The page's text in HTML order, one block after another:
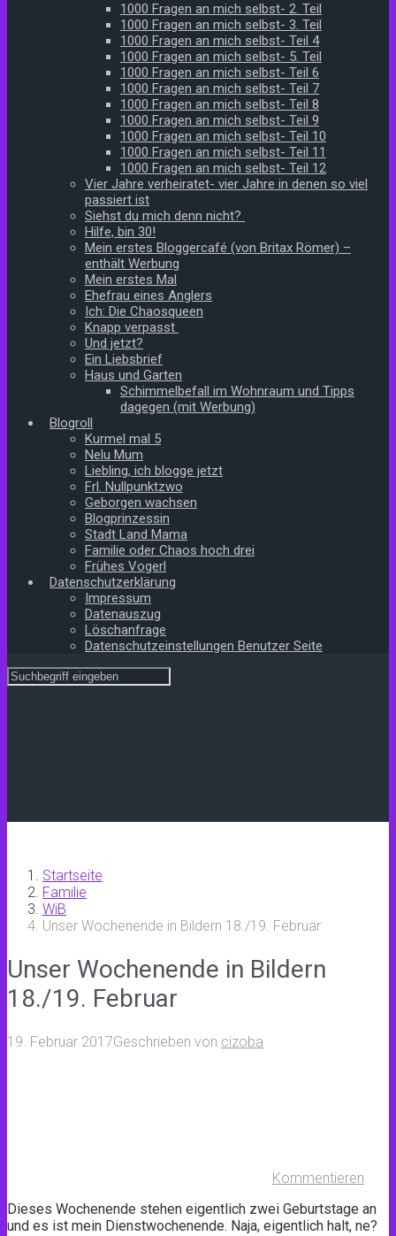
1000 Fragen an mich selbst- 2. Teil
1000 Fragen an mich selbst- 3. Teil
1000 Fragen an mich selbst- Teil 4
1000 Fragen an mich selbst- 5. Teil
1000 Fragen an mich selbst- Teil 6
1000 Fragen an mich selbst- Teil 7
1000 Fragen an mich selbst- Teil 8
1000 Fragen an mich selbst- Teil 9
1000 Fragen an mich selbst- Teil 10
1000 Fragen an mich selbst- Teil 11
1000 Fragen an mich selbst- Teil 12
Vier Jahre verheiratet- vier Jahre in denen so viel
passiert ist
Siehst du mich denn nicht?
Hilfe, bin 30!
Mein erstes Bloggercafé (von Britax Römer) –
enthält Werbung
Mein erstes Mal
Ehefrau eines Anglers
Ich: Die Chaosqueen
Knapp verpasst
Und jetzt?
Ein Liebsbrief
Haus und Garten
Schimmelbefall im Wohnraum und Tipps
dagegen (mit Werbung)
Blogroll
Kurmel mal 5
Nelu Mum
Liebling, ich blogge jetzt
Frl. Nullpunktzwo
Geborgen wachsen
Blogprinzessin
Stadt Land Mama
Familie oder Chaos hoch drei
Frühes Vogerl
Datenschutzerklärung
Impressum
Datenauszug
Löschanfrage
Datenschutzeinstellungen Benutzer Seite
Startseite
Familie
WiB
Unser Wochenende in Bildern 18./19. Februar
Unser Wochenende in Bildern
18./19. Februar
19. Februar 2017Geschrieben von cizoba
Kommentieren
Dieses Wochenende stehen eigentlich zwei Geburtstage an
und es ist mein Dienstwochenende. Naja, eigentlich halt, ne?